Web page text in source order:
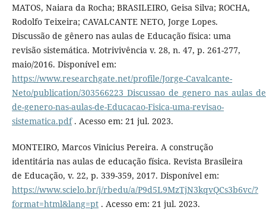
MATOS, Naiara da Rocha; BRASILEIRO, Geisa Silva; ROCHA,
Rodolfo Teixeira; CAVALCANTE NETO, Jorge Lopes.
Discussão de gênero nas aulas de Educação física: uma
revisão sistemática. Motrivivência v. 28, n. 47, p. 261-277,
maio/2016. Disponível em:
https://www.researchgate.net/profile/Jorge-Cavalcante-
Neto/publication/
de-genero-nas-aulas-de-Educacao-Fisica-uma-revisao-
sistematica.pdf. Acesso em: 21 jul. 2023.
MONTEIRO, Marcos Vinicius Pereira. A construção
identitária nas aulas de educação física. Revista Brasileira
de Educação, v. 22, p. 339-359, 2017. Disponível em:
https://www.scielo.br/j/rbedu/a/P9d5L9MzTjN3kqvQCs3b6vc/?
format=html&lang=pt. Acesso em: 21 jul. 2023.